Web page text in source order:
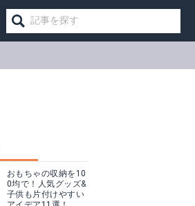
おもちゃの収納を10
0均で！人気グッズ&
子供も片付けやすい